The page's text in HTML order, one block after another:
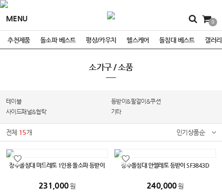
MENU 0
추천제품 돌소파 베스트 평상/카우치 헬스케어 돌침대 베스트 갤러
소가구 / 소품
테이블
등받이&팔걸이&쿠션
사이드패널&협탁
기타
전체 15개 인기상품순
장수돌침대 마드레토 1인용 돌소파 등받이
231,000원
장수돌침대 안젤레토 등받이 SF3843D
240,000원